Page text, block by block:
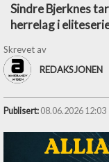
Sindre Bjerknes
herrelag i
Skrevet av
REDAKSJONEN
Publisert: 08.06.2026 12:03